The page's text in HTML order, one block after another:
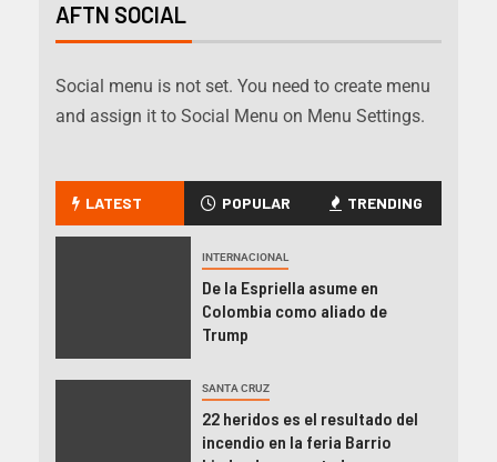
AFTN SOCIAL
Social menu is not set. You need to create menu
and assign it to Social Menu on Menu Settings.
LATEST POPULAR TRENDING
INTERNACIONAL
De la Espriella asume en
Colombia como aliado de
Trump
SANTA CRUZ
22 heridos es el resultado del
incendio en la feria Barrio